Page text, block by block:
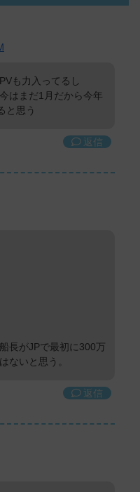
も力入ってるし
はまだ1月だから今年
と思う
返信
長がJPで最初に300万
ないと思う。
返信